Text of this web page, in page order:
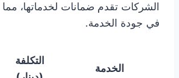
الشركات تقدم ضمانات لخدماتها، مما
في جودة الخدمة.
الخدمة
التكلفة